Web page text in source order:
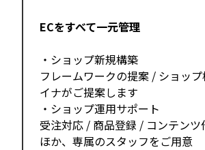
ECをすべて一元管理
・ショップ新規構築
フレームワークの提案 / ショッ
イナがご提案します
・ショップ運用サポート
受注対応 / 商品登録 / コンテン
ほか、専属のスタッフをご用意